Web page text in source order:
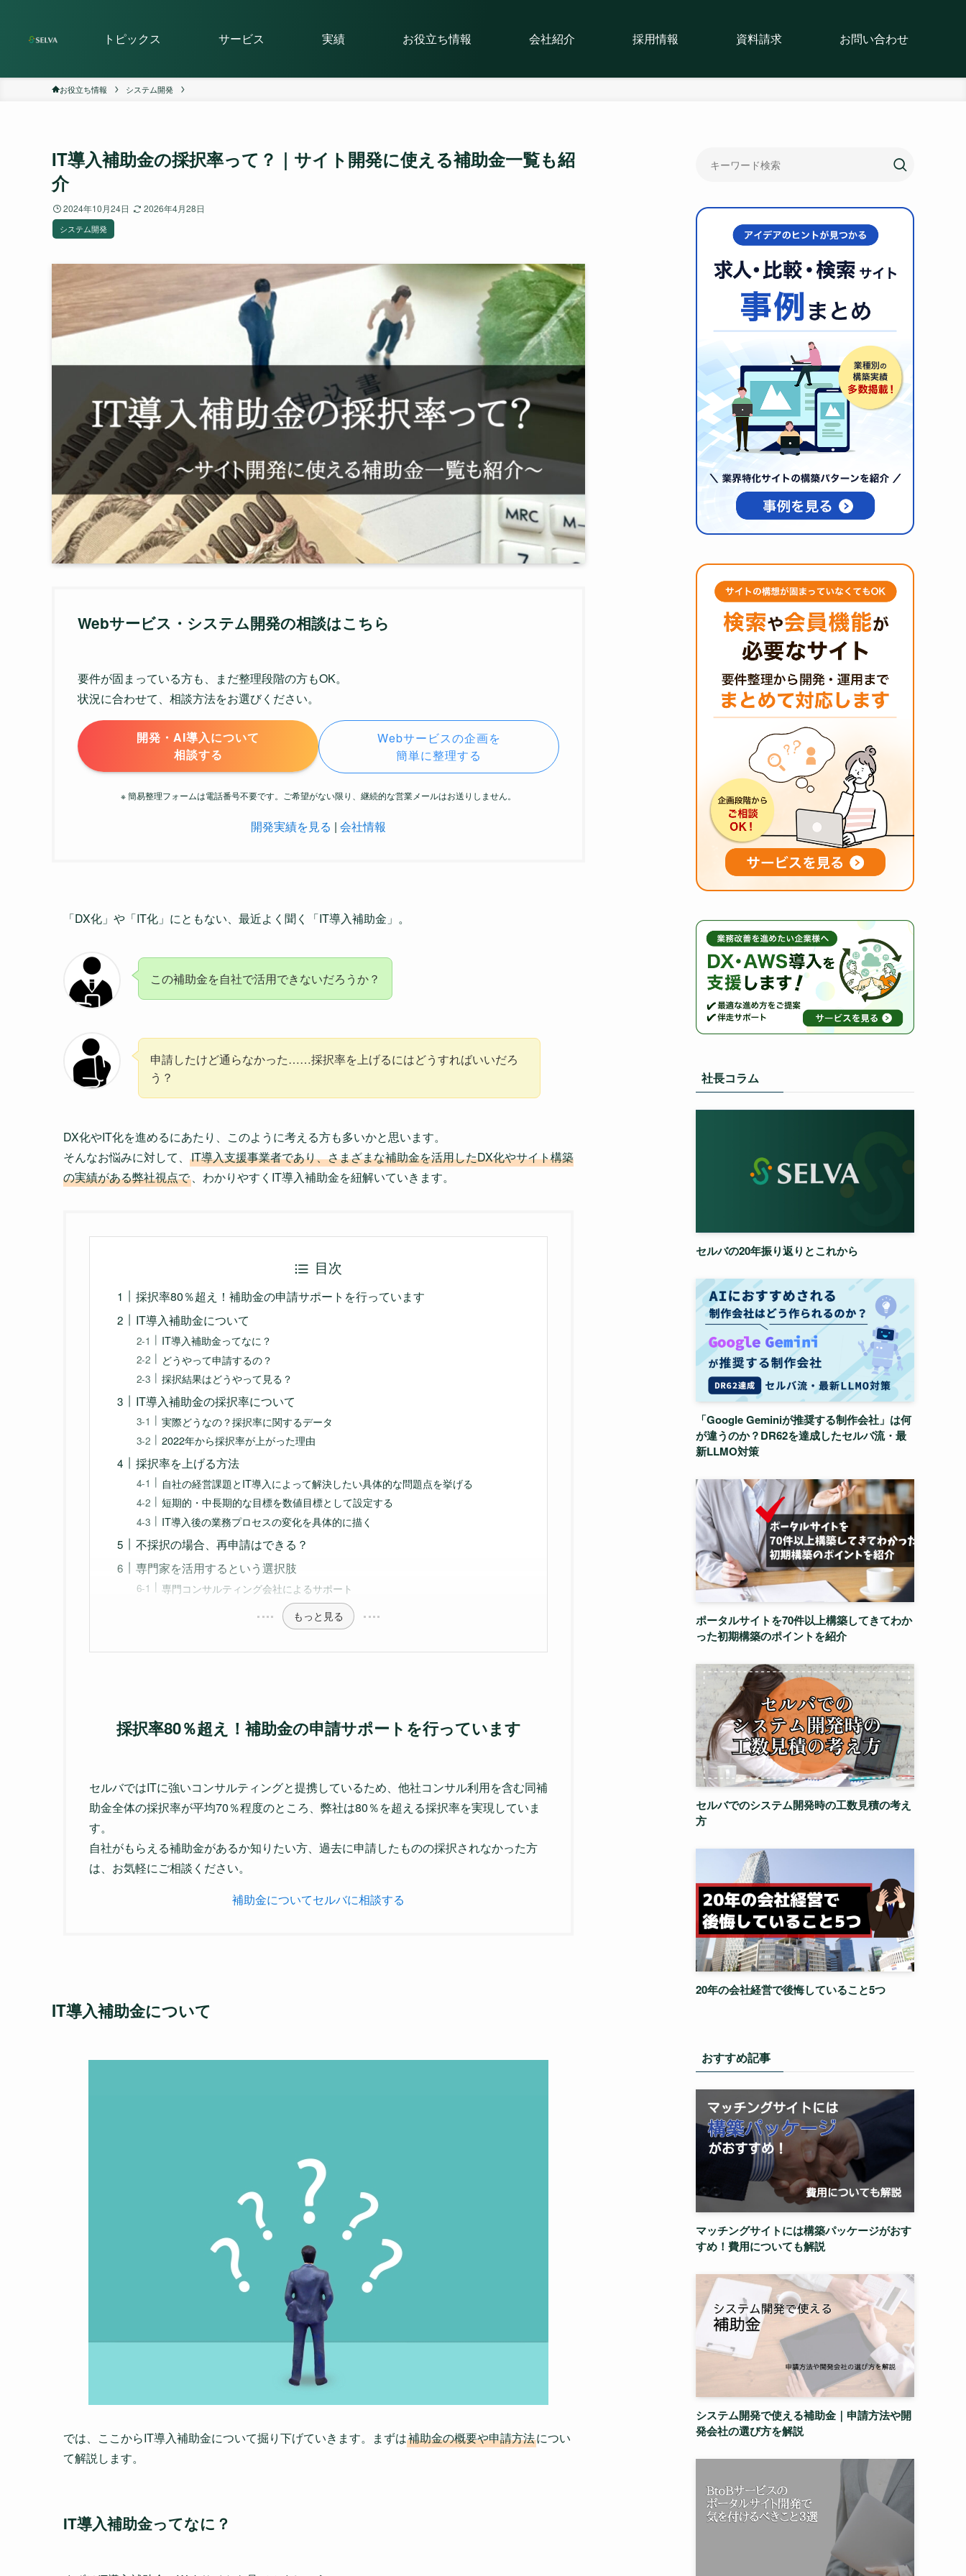
トピックス サービス 実績 お役立ち情報 会社紹介 採用情報 資料請求 お問い合わせ
お役立ち情報 システム開発
IT導入補助金の採択率って？｜サイト開発に使える補助金一覧も紹
介
システム開発
2024年10月24日 2026年4月28日
Webサービス・システム開発の相談はこちら
要件が固まっている方も、まだ整理段階の方もOK。
状況に合わせて、相談方法をお選びください。
開発・AI導入について
相談する
Webサービスの企画を
簡単に整理する
※ 簡易整理フォームは電話番号不要です。ご希望がない限り、継続的な営業メールはお送りしません。
開発実績を見る | 会社情報
「DX化」や「IT化」にともない、最近よく聞く「IT導入補助金」。
この補助金を自社で活用できないだろうか？
申請したけど通らなかった……採択率を上げるにはどうすればいいだろ
う？
DX化やIT化を進めるにあたり、このように考える方も多いかと思います。
そんなお悩みに対して、 IT導入支援事業者であり、さまざまな補助金を活用したDX化やサイト構築
の実績がある弊社視点で、わかりやすくIT導入補助金を紐解いていきます。
目次
採択率80％超え！補助金の申請サポートを行っています
IT導入補助金について
IT導入補助金ってなに？
どうやって申請するの？
採択結果はどうやって見る？
IT導入補助金の採択率について
実際どうなの？採択率に関するデータ
2022年から採択率が上がった理由
採択率を上げる方法
自社の経営課題とIT導入によって解決したい具体的な問題点を挙げる
短期的・中長期的な目標を数値目標として設定する
IT導入後の業務プロセスの変化を具体的に描く
不採択の場合、再申請はできる？
専門家を活用するという選択肢
専門コンサルティング会社によるサポート
もっと見る
採択率80％超え！補助金の申請サポートを行っています
セルバではITに強いコンサルティングと提携しているため、他社コンサル利用を含む同補
助金全体の採択率が平均70％程度のところ、弊社は80％を超える採択率を実現していま
す。
自社がもらえる補助金があるか知りたい方、過去に申請したものの採択されなかった方
は、お気軽にご相談ください。
補助金についてセルバに相談する
IT導入補助金について
では、ここからIT導入補助金について掘り下げていきます。まずは補助金の概要や申請方法につい
て解説します。
IT導入補助金ってなに？
社長コラム
セルバの20年振り返りとこれから
「Google Geminiが推奨する制作会社」は何
が違うのか？DR62を達成したセルバ流・最
新LLMO対策
ポータルサイトを70件以上構築してきてわか
った初期構築のポイントを紹介
セルバでのシステム開発時の工数見積の考え
方
20年の会社経営で後悔していること5つ
おすすめ記事
マッチングサイトには構築パッケージがおす
すめ！費用についても解説
システム開発で使える補助金｜申請方法や開
発会社の選び方を解説